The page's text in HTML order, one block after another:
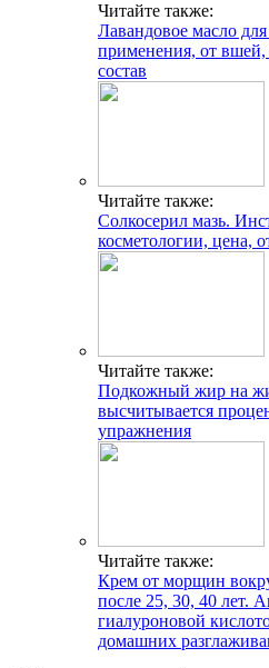
Читайте также:
Лавандовое масло
применения, от вшей,
состав
Читайте также:
Солкосерил мазь.
косметологии, цена,
Читайте также:
Подкожный жир на
высчитывается
упражнения
Читайте также:
Крем от морщин
после 25, 30, 40 лет.
гиалуроновой
домашних